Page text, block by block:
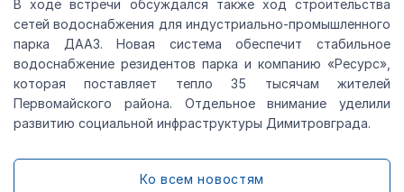
В ходе встречи обсуждался также ход строительства
сетей водоснабжения для индустриально-промышленного
парка ДААЗ. Новая система обеспечит стабильное
водоснабжение резидентов парка и компанию «Ресурс»,
которая поставляет тепло 35 тысячам жителей
Первомайского района. Отдельное внимание уделили
развитию социальной инфраструктуры Димитровграда.
Ко всем новостям